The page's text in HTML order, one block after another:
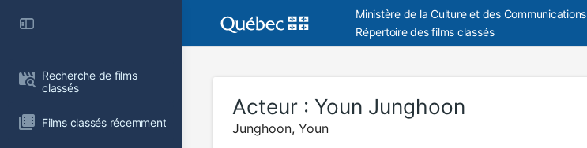
Recherche de films
classés
Films classés récemment
Ministère de la Culture et des Communications
Répertoire des films classés
Acteur : Youn Junghoon
Junghoon, Youn